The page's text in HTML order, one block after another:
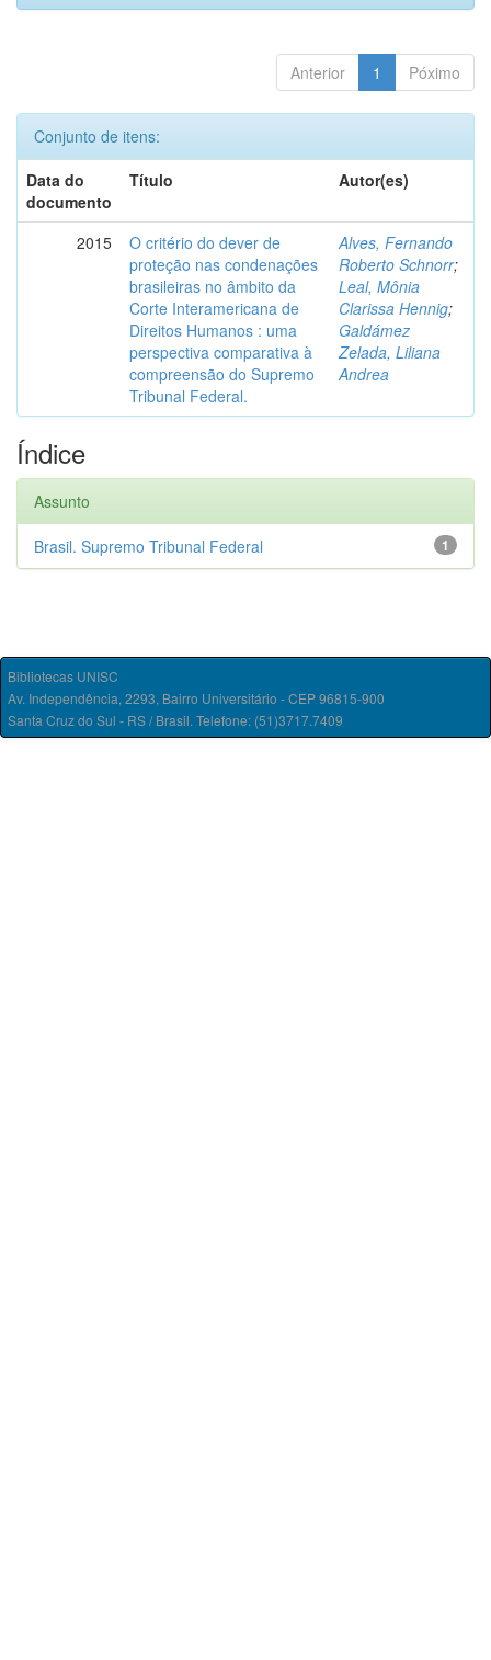
Anterior 1 Póximo
Conjunto de itens:
Data do
documento
Título Autor(es)
2015
O critério do dever de
proteção nas condenações
brasileiras no âmbito da
Corte Interamericana de
Direitos Humanos : uma
perspectiva comparativa à
compreensão do Supremo
Tribunal Federal.
Alves, Fernando
Roberto Schnorr;
Leal, Mônia
Clarissa Hennig;
Galdámez
Zelada, Liliana
Andrea
Índice
Assunto
1
Brasil. Supremo Tribunal Federal
Bibliotecas UNISC
Av. Independência, 2293, Bairro Universitário - CEP 96815-900
Santa Cruz do Sul - RS / Brasil. Telefone: (51)3717.7409